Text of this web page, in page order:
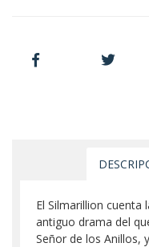
El Silmarillion cuenta
antiguo drama del
Señor de los Anillos,